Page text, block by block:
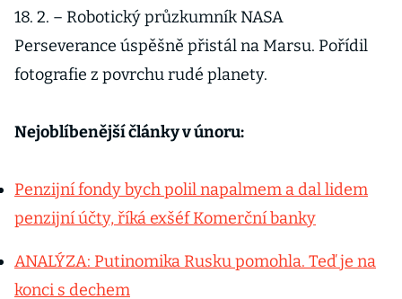
18. 2. – Robotický průzkumník NASA
Perseverance úspěšně přistál na Marsu. Pořídil
fotografie z povrchu rudé planety.
Nejoblíbenější články v únoru:
Penzijní fondy bych polil napalmem a dal lidem
penzijní účty, říká exšéf Komerční banky
ANALÝZA: Putinomika Rusku pomohla. Teď je na
konci s dechem